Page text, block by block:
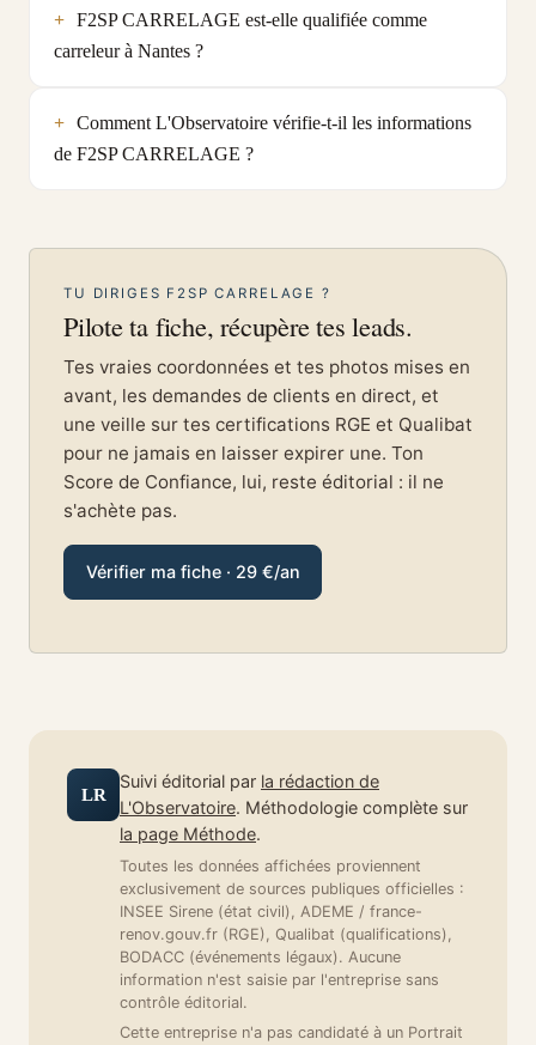
F2SP CARRELAGE est-elle qualifiée comme
carreleur à Nantes ?
Comment L'Observatoire vérifie-t-il les informations
de F2SP CARRELAGE ?
TU DIRIGES F2SP CARRELAGE ?
Pilote ta fiche, récupère tes leads.
Tes vraies coordonnées et tes photos mises en
avant, les demandes de clients en direct, et
une veille sur tes certifications RGE et Qualibat
pour ne jamais en laisser expirer une. Ton
Score de Confiance, lui, reste éditorial : il ne
s'achète pas.
Vérifier ma fiche · 29 €/an
LR
Suivi éditorial par la rédaction de
L'Observatoire. Méthodologie complète sur
la page Méthode.
Toutes les données affichées proviennent
exclusivement de sources publiques officielles :
INSEE Sirene (état civil), ADEME / france-
renov.gouv.fr (RGE), Qualibat (qualifications),
BODACC (événements légaux). Aucune
information n'est saisie par l'entreprise sans
contrôle éditorial.
Cette entreprise n'a pas candidaté à un Portrait